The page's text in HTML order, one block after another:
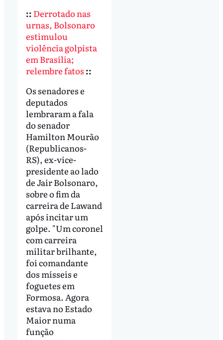
:: Derrotado nas
urnas, Bolsonaro
estimulou
violência golpista
em Brasília;
relembre fatos ::
Os senadores e
deputados
lembraram a fala
do senador
Hamilton Mourão
(Republicanos-
RS), ex-vice-
presidente ao lado
de Jair Bolsonaro,
sobre o fim da
carreira de Lawand
após incitar um
golpe. "Um coronel
com carreira
militar brilhante,
foi comandante
dos mísseis e
foguetes em
Formosa. Agora
estava no Estado
Maior numa
função